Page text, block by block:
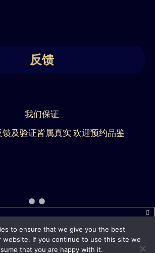
反馈
我们保证
馈及验证皆属真实 欢迎预约品鉴
迟或无法正常接收的情况，如您通过短信
内未收到回复，请通过 WhatsApp、电话
次联系我们。 感谢您的理解与配合
to ensure that we give you the best
website. If you continue to use this site we
that you are happy with it.